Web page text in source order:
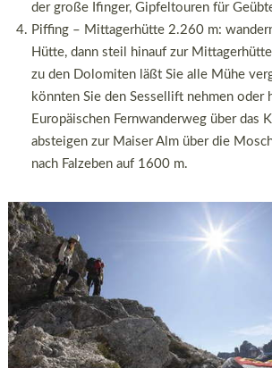
der große Ifinger, Gipfeltouren für
Piffing – Mittagerhütte 2.260 m:
Hütte, dann steil hinauf zur
zu den Dolomiten läßt Sie alle Mühe
könnten Sie den Sessellift nehmen oder
Europäischen Fernwanderweg über das
absteigen zur Maiser Alm über die
nach Falzeben auf 1600 m.